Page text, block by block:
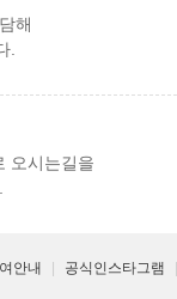
해
.
오시는길을
안내 공식인스타그램